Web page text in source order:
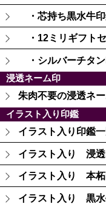
・芯持ち黒水牛
・12ミリギフト
・シルバーチタ
浸透ネーム印
朱肉不要の浸透ネ
イラスト入り印鑑
イラスト入り印鑑
イラスト入り 浸
イラスト入り 本
イラスト入り 黒水